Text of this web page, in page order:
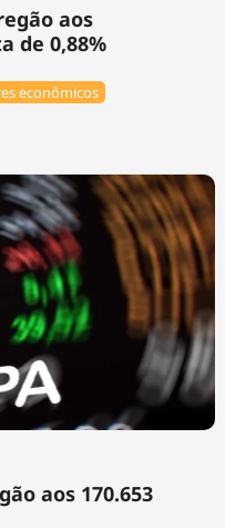
aos
de 0,88%
econômicos
aos 170.653